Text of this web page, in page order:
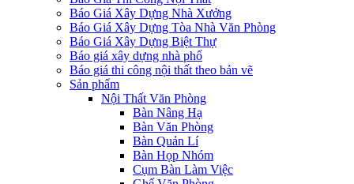
Báo Giá Xây Dựng Nhà Xưởng
Báo Giá Xây Dựng Tòa Nhà Văn Phòng
Báo Giá Xây Dựng Biệt Thự
Báo giá xây dựng nhà phố
Báo giá thi công nội thất theo bản vẽ
Sản phẩm
Nội Thất Văn Phòng
Bàn Nâng Hạ
Bàn Văn Phòng
Bàn Quản Lí
Bàn Họp Nhóm
Cụm Bàn Làm Việc